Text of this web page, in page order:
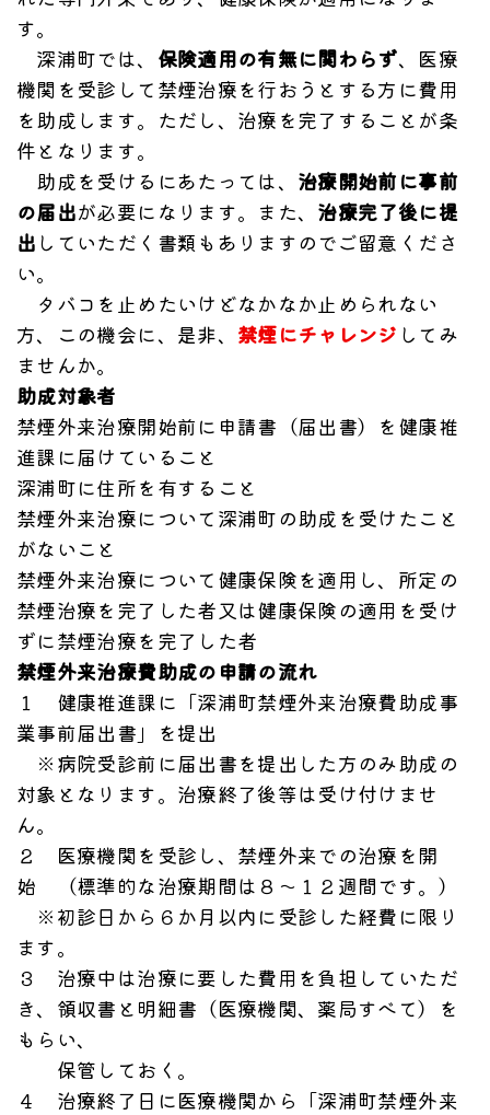
す。
深浦町では、 保険適用の有無に関わらず、医療
機関を受診して禁煙治療を行おうとする方に費用
を助成します。ただし、治療を完了することが条
件となります。
助成を受けるにあたっては、 治療開始前に事前
の届出が必要になります。また、 治療完了後に提
出していただく書類もありますのでご留意くださ
い。
タバコを止めたいけどなかなか止められない
方、この機会に、是非、 禁煙にチャレンジ してみ
ませんか。
助成対象者
禁煙外来治療開始前に申請書（届出書）を健康推
進課に届けていること
深浦町に住所を有すること
禁煙外来治療について深浦町の助成を受けたこと
がないこと
禁煙外来治療について健康保険を適用し、所定の
禁煙治療を完了した者又は健康保険の適用を受け
ずに禁煙治療を完了した者
禁煙外来治療費助成の申請の流れ
１ 健康推進課に「深浦町禁煙外来治療費助成事
業事前届出書」を提出
※病院受診前に届出書を提出した方のみ助成の
対象となります。治療終了後等は受け付けませ
ん。
２ 医療機関を受診し、禁煙外来での治療を開
始 （標準的な治療期間は８～１２週間です。）
※初診日から６か月以内に受診した経費に限り
ます。
３ 治療中は治療に要した費用を負担していただ
き、領収書と明細書（医療機関、薬局すべて）を
もらい、
保管しておく。
４ 治療終了日に医療機関から「深浦町禁煙外来